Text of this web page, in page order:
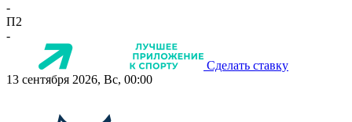
-
П2
-
Сделать ставку
13 сентября 2026, Вс, 00:00